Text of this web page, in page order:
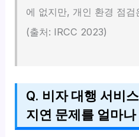
에 없지만, 개인 환경 점
(출처: IRCC 2023)
Q. 비자 대행 서비
지연 문제를 얼마